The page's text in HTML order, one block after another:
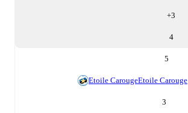
+3
4
5
Etoile CarougeEtoile Carouge
3